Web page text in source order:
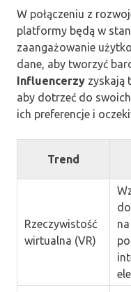
W połączeniu z
platformy będą w
zaangażowanie
dane, aby tworzyć
Influencerzy zyskają
aby dotrzeć do
ich preferencje i
Trend
Rzeczywistość
wirtualna (VR)